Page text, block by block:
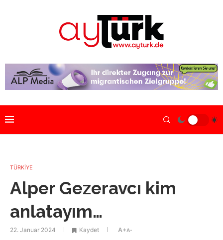
TÜRKİYE
Alper Gezeravcı kim
anlatayım…
22. Januar 2024 Kaydet A+A-